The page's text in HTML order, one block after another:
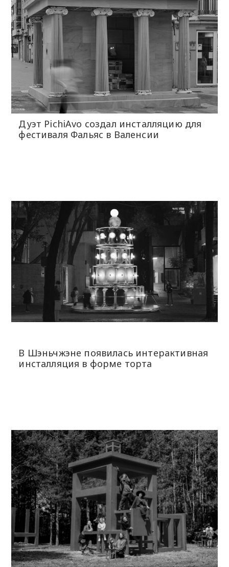
Дуэт PichiAvo создал инсталляцию для
фестиваля Фальяс в Валенсии
В Шэньчжэне появилась интерактивная
инсталляция в форме торта